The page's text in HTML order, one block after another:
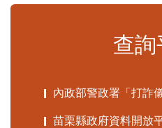
查詢
內政部警政署「打詐
苗栗縣政府資料開放